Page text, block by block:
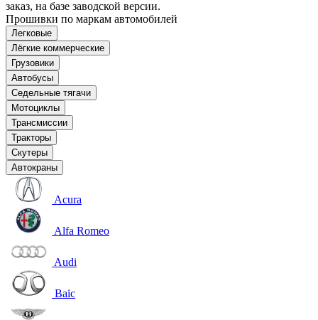
заказ, на базе заводской версии.
Прошивки по маркам автомобилей
Легковые
Лёгкие коммерческие
Грузовики
Автобусы
Седельные тягачи
Мотоциклы
Трансмиссии
Тракторы
Скутеры
Автокраны
Acura
Alfa Romeo
Audi
Baic